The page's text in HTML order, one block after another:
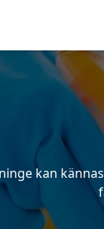
kan